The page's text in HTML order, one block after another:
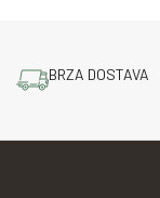
BRZA DOSTAVA